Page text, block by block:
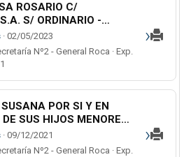
ROSARIO C/
S/ ORDINARIO -
DE TRABAJO -
· 02/05/2023
Nº2 - General Roca · Exp.
›
POR SI Y EN
SUS HIJOS MENORES:
JUAN LUIS S/
(L)
· 09/12/2021
Nº2 - General Roca · Exp.
›